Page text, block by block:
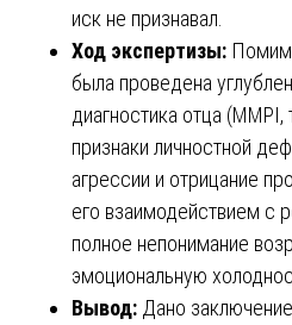
иск не признавал.
Ход экспертизы:
была проведена
диагностика отца
признаки личностной
агрессии и отрицание
его взаимодействием с
полное непонимание
эмоциональную
Вывод: Дано